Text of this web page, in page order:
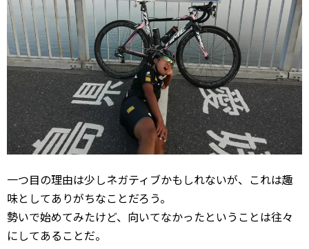
一つ目の理由は少しネガティブかもしれないが、これは趣
味としてありがちなことだろう。
勢いで始めてみたけど、向いてなかったということは往々
にしてあることだ。